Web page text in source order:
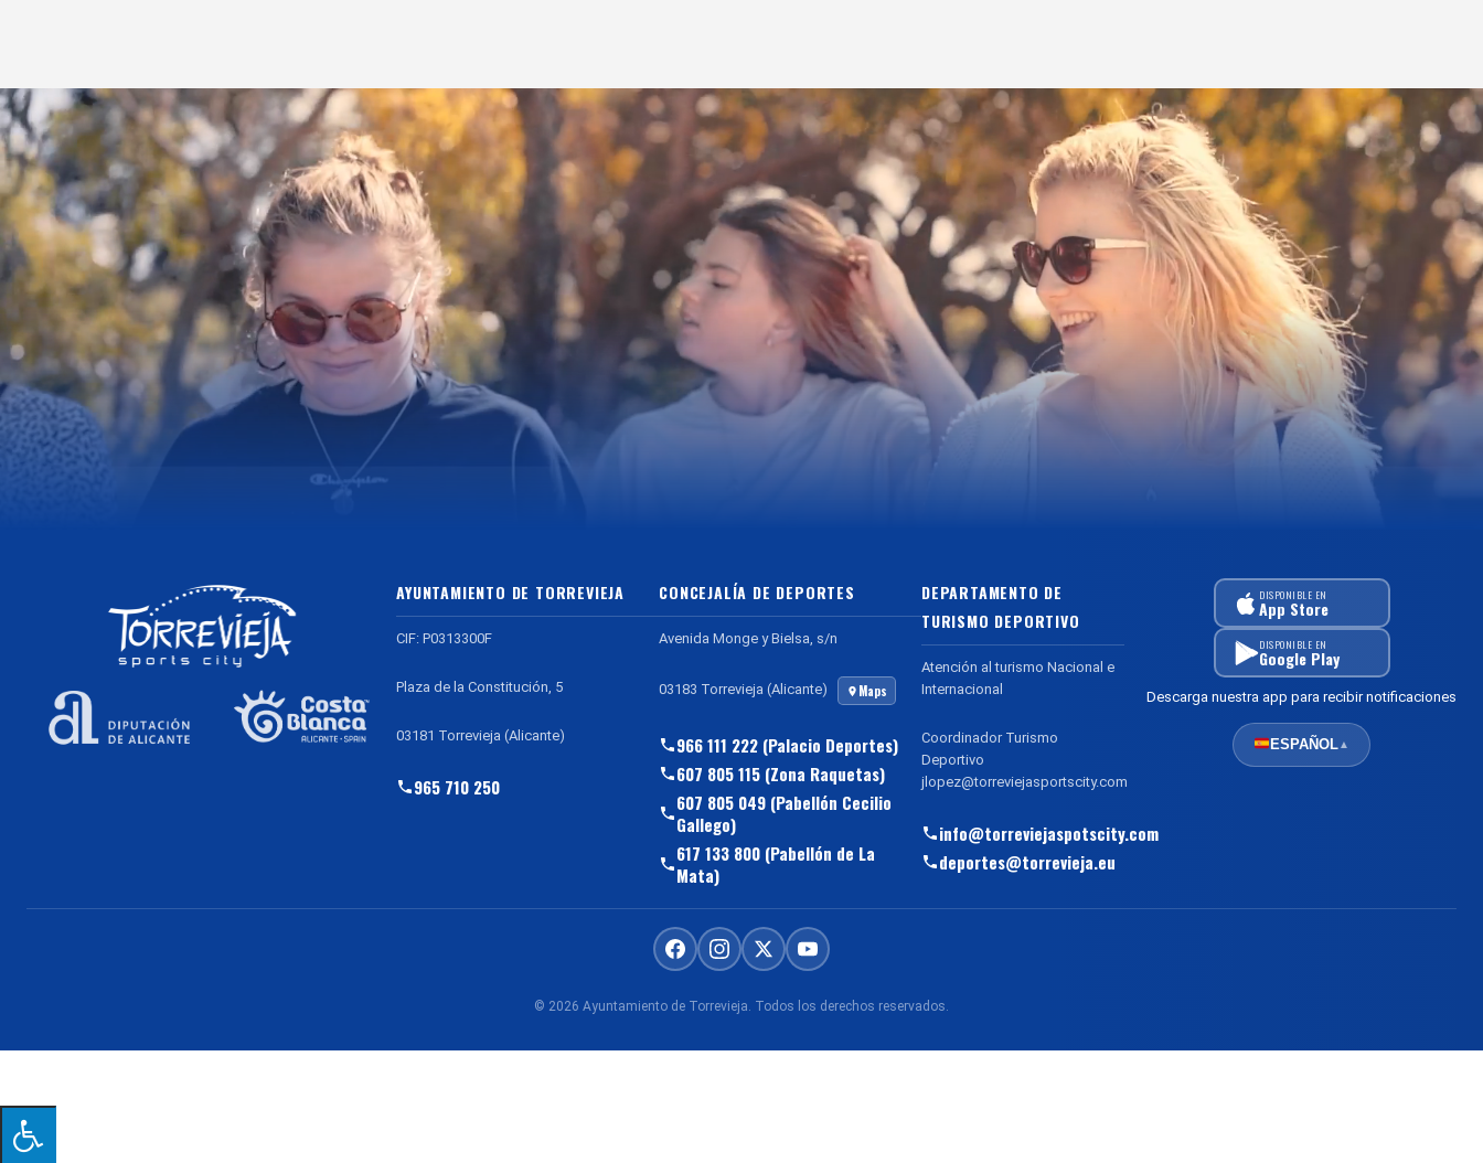
AYUNTAMIENTO DE TORREVIEJA
CIF: P0313300F
Plaza de la Constitución, 5
03181 Torrevieja (Alicante)
965 710 250
CONCEJALÍA DE DEPORTES
Avenida Monge y Bielsa, s/n
03183 Torrevieja (Alicante) Maps
966 111 222 (Palacio Deportes)
607 805 115 (Zona Raquetas)
607 805 049 (Pabellón Cecilio
Gallego)
617 133 800 (Pabellón de La
Mata)
DEPARTAMENTO DE
TURISMO DEPORTIVO
Atención al turismo Nacional e
Internacional
Coordinador Turismo
Deportivo
jlopez@torreviejasportscity.com
info@torreviejaspotscity.com
deportes@torrevieja.eu
DISPONIBLE EN
App Store
DISPONIBLE EN
Google Play
Descarga nuestra app para recibir notificaciones
ESPAÑOL▲
© 2026 Ayuntamiento de Torrevieja. Todos los derechos reservados.